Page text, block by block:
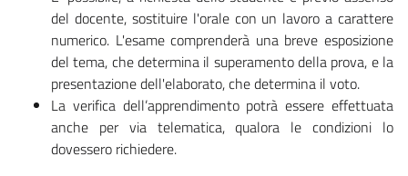
del docente, sostituire l'orale con un lavoro a carattere
numerico. L'esame comprenderà una breve esposizione
del tema, che determina il superamento della prova, e la
presentazione dell'elaborato, che determina il voto.
La verifica dell’apprendimento potrà essere effettuata
anche per via telematica, qualora le condizioni lo
dovessero richiedere.